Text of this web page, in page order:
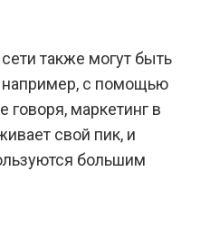
также могут быть
например, с помощью
говоря, маркетинг в
свой пик, и
большим